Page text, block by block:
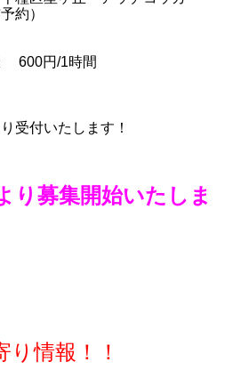
予約）
600円/1時間
受付いたします！
り募集開始いたしま
情報！！